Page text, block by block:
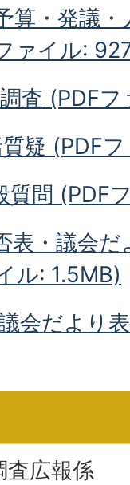
算・発議
ァイル:
査 (PDF
疑 (PDF
質問 (PDF
表・議会
ル: 1.5MB)
会だより
査広報係